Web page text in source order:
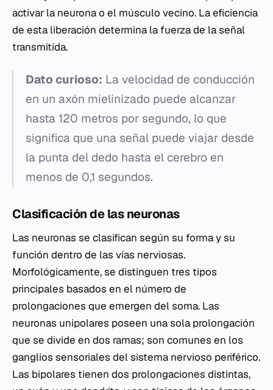
activar la neurona o el músculo vecino. La eficiencia
de esta liberación determina la fuerza de la señal
transmitida.
Dato curioso: La velocidad de conducción
en un axón mielinizado puede alcanzar
hasta 120 metros por segundo, lo que
significa que una señal puede viajar desde
la punta del dedo hasta el cerebro en
menos de 0,1 segundos.
Clasificación de las neuronas
Las neuronas se clasifican según su forma y su
función dentro de las vías nerviosas.
Morfológicamente, se distinguen tres tipos
principales basados en el número de
prolongaciones que emergen del soma. Las
neuronas unipolares poseen una sola prolongación
que se divide en dos ramas; son comunes en los
ganglios sensoriales del sistema nervioso periférico.
Las bipolares tienen dos prolongaciones distintas,